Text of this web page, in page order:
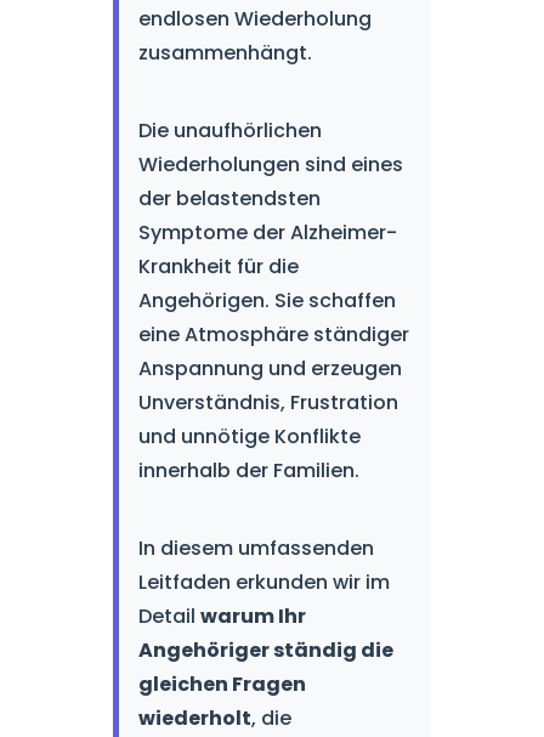
endlosen Wiederholung
zusammenhängt.
Die unaufhörlichen
Wiederholungen sind eines
der belastendsten
Symptome der Alzheimer-
Krankheit für die
Angehörigen. Sie schaffen
eine Atmosphäre ständiger
Anspannung und erzeugen
Unverständnis, Frustration
und unnötige Konflikte
innerhalb der Familien.
In diesem umfassenden
Leitfaden erkunden wir im
Detail warum Ihr
Angehöriger ständig die
gleichen Fragen
wiederholt, die